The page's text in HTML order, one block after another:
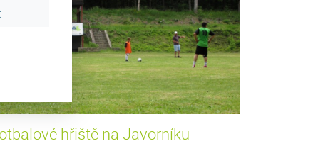
hřiště na Javorníku